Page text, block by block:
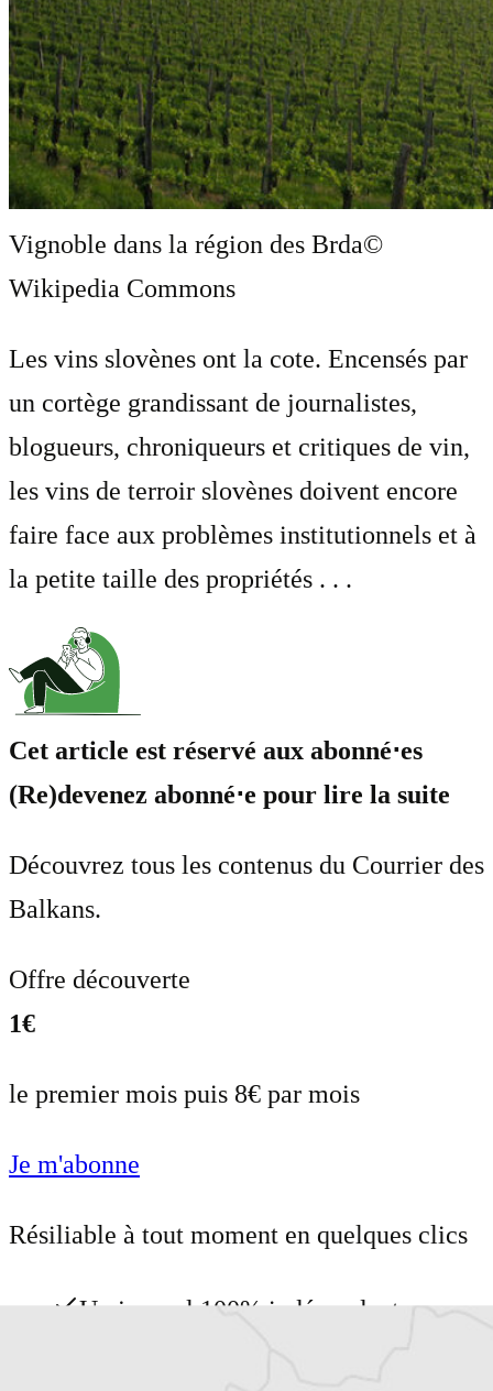
Vignoble dans la région des Brda©
Wikipedia Commons
Les vins slovènes ont la cote. Encensés par
un cortège grandissant de journalistes,
blogueurs, chroniqueurs et critiques de vin,
les vins de terroir slovènes doivent encore
faire face aux problèmes institutionnels et à
la petite taille des propriétés . . .
Cet article est réservé aux abonné⋅es
(Re)devenez abonné⋅e pour lire la suite
Découvrez tous les contenus du Courrier des
Balkans.
Offre découverte
1€
le premier mois puis 8€ par mois
Je m'abonne
Résiliable à tout moment en quelques clics
Un journal 100% indépendant